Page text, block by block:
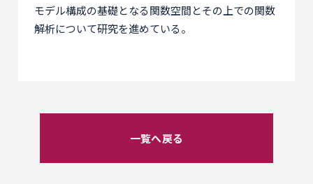
モデル構成の基礎となる関数空間とその上での関数
解析について研究を進めている。
一覧へ戻る